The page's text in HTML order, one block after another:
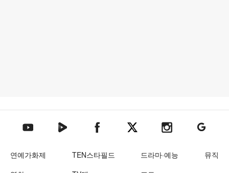
텐아시아 유튜브텐아시아 네이버TV텐아시아 페이스북텐아시아 엑스텐아시아 인스타그램
텐아시아
연예가화제 TEN스타필드 드라마·예능
뮤직